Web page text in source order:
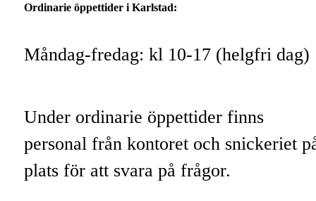
Ordinarie öppettider i Karlstad:
Måndag-fredag: kl 10-17 (helgfri dag)
Under ordinarie öppettider finns
personal från kontoret och snickeriet
plats för att svara på frågor.